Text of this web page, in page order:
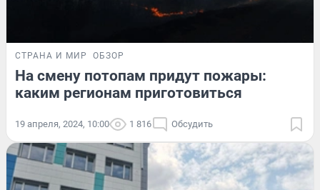
СТРАНА И МИР ОБЗОР
На смену потопам придут пожары:
каким регионам приготовиться
19 апреля, 2024, 10:00 1 816 Обсудить